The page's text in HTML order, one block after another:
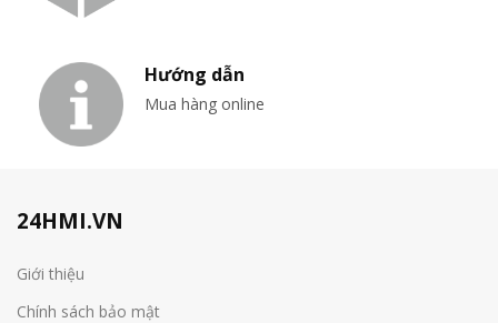
Hướng dẫn
Mua hàng online
24HMI.VN
Giới thiệu
Chính sách bảo mật